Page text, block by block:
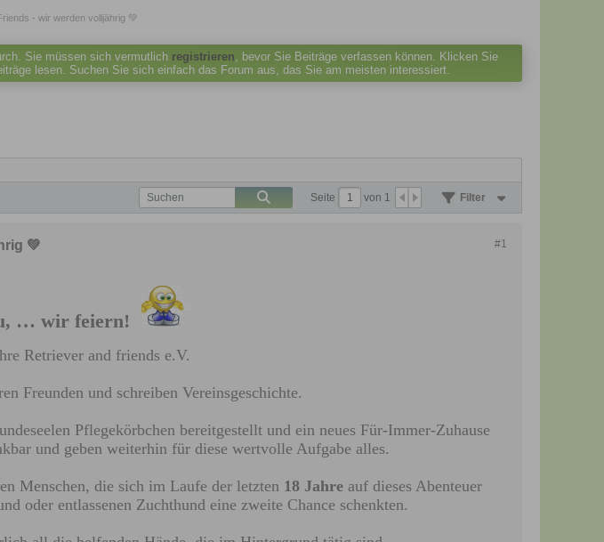
- wir werden volljährig 💚
Sie müssen sich vermutlich registrieren, bevor Sie Beiträge verfassen können. Klicken Sie
lesen. Suchen Sie sich einfach das Forum aus, das Sie am meisten interessiert.
Seite von 1 Filter
#1
💚
… wir feiern!
Retriever and friends e.V.
Freunden und schreiben Vereinsgeschichte.
Pflegekörbchen bereitgestellt und ein neues Für-Immer-Zuhause
und geben weiterhin für diese wertvolle Aufgabe alles.
Menschen, die sich im Laufe der letzten 18 Jahre auf dieses Abenteuer
oder entlassenen Zuchthund eine zweite Chance schenkten.